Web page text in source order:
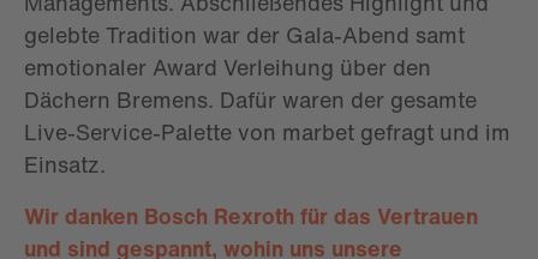
gelebte Tradition war der Gala-Abend samt
emotionaler Award Verleihung über den
Dächern Bremens. Dafür waren der gesamte
Live-Service-Palette von marbet gefragt und im
Einsatz.
Wir danken Bosch Rexroth für das Vertrauen
und sind gespannt, wohin uns unsere